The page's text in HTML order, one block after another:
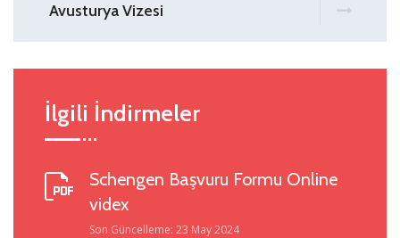
Avusturya Vizesi
İlgili İndirmeler
Schengen Başvuru Formu Online
videx
Son Güncelleme: 23 May 2024